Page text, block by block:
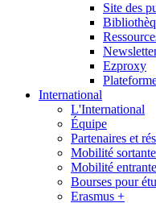
Site des
Ezproxy
International
L'International
Équipe
Partenaires et
Mobilité sortante
Mobilité entrante
Bourses pour
Erasmus +